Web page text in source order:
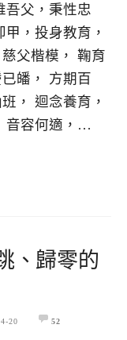
吾父，秉性忠
，投身教育，
父楷模， 鞠育
皤， 方期百
， 迴念養育，
音容何適，…
、歸零的
20 52